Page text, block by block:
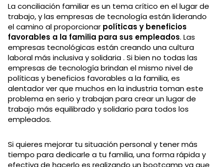
La conciliación familiar es un tema crítico en el lugar de
trabajo, y las empresas de tecnología están liderando
el camino al proporcionar políticas y beneficios
favorables a la familia para sus empleados. Las
empresas tecnológicas están creando una cultura
laboral más inclusiva y solidaria . Si bien no todas las
empresas de tecnología brindan el mismo nivel de
políticas y beneficios favorables a la familia, es
alentador ver que muchos en la industria toman este
problema en serio y trabajan para crear un lugar de
trabajo más equilibrado y solidario para todos los
empleados.
Si quieres mejorar tu situación personal y tener más
tiempo para dedicarle a tu familia, una forma rápida y
efectiva de hacerlo es realizando un bootcamp ya que